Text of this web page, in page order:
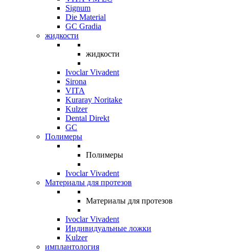
Signum
Die Material
GC Gradia
жидкости
жидкости
Ivoclar Vivadent
Sirona
VITA
Kuraray Noritake
Kulzer
Dental Direkt
GC
Полимеры
Полимеры
Ivoclar Vivadent
Материалы для протезов
Материалы для протезов
Ivoclar Vivadent
Индивидуальные ложки
Kulzer
имплантология